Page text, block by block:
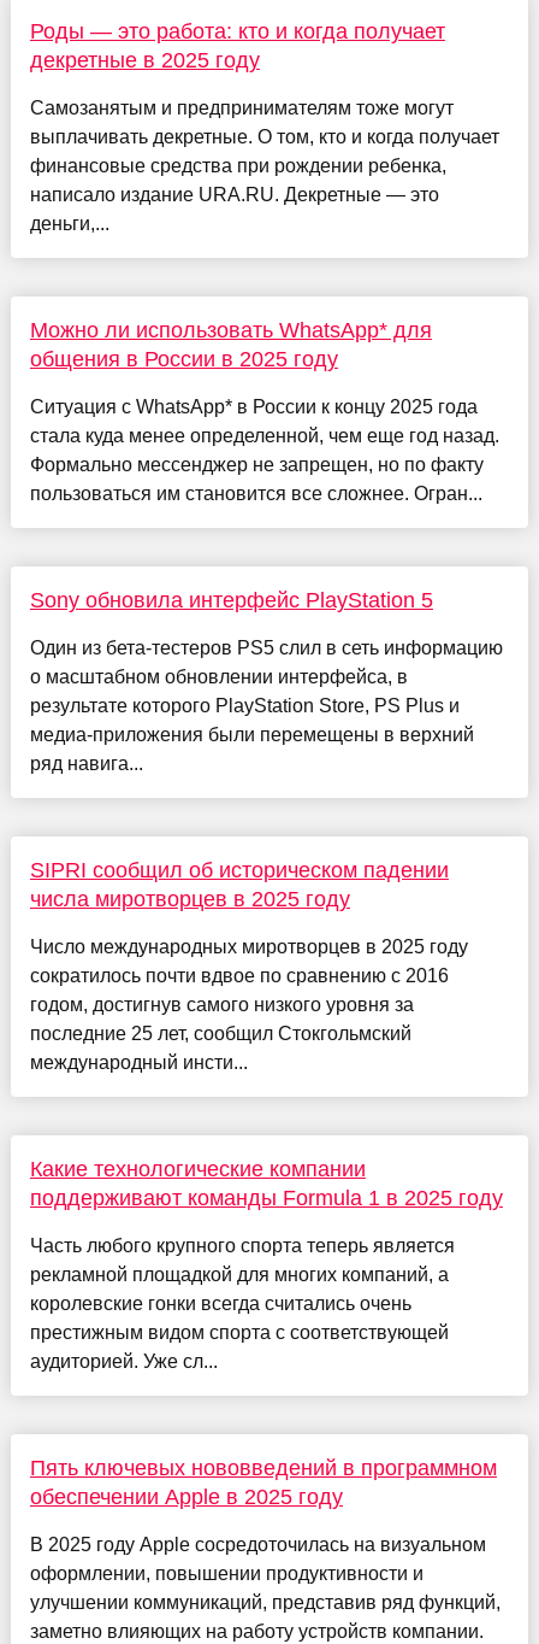
Роды — это работа: кто и когда получает
декретные в 2025 году
Самозанятым и предпринимателям тоже могут
выплачивать декретные. О том, кто и когда получает
финансовые средства при рождении ребенка,
написало издание URA.RU. Декретные — это
деньги,...
Можно ли использовать WhatsApp* для
общения в России в 2025 году
Ситуация с WhatsApp* в России к концу 2025 года
стала куда менее определенной, чем еще год назад.
Формально мессенджер не запрещен, но по факту
пользоваться им становится все сложнее. Огран...
Sony обновила интерфейс PlayStation 5
Один из бета-тестеров PS5 слил в сеть информацию
о масштабном обновлении интерфейса, в
результате которого PlayStation Store, PS Plus и
медиа-приложения были перемещены в верхний
ряд навига...
SIPRI сообщил об историческом падении
числа миротворцев в 2025 году
Число международных миротворцев в 2025 году
сократилось почти вдвое по сравнению с 2016
годом, достигнув самого низкого уровня за
последние 25 лет, сообщил Стокгольмский
международный инсти...
Какие технологические компании
поддерживают команды Formula 1 в 2025 году
Часть любого крупного спорта теперь является
рекламной площадкой для многих компаний, а
королевские гонки всегда считались очень
престижным видом спорта с соответствующей
аудиторией. Уже сл...
Пять ключевых нововведений в программном
обеспечении Apple в 2025 году
В 2025 году Apple сосредоточилась на визуальном
оформлении, повышении продуктивности и
улучшении коммуникаций, представив ряд функций,
заметно влияющих на работу устройств компании.